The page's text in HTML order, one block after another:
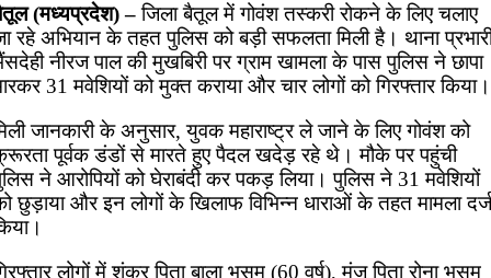
(मध्यप्रदेश) –जिला बैतूल में गोवंश तस्करी रोकने के लिए चलाए
रहे अभियान के तहत पुलिस को बड़ी सफलता मिली है। थाना
नीरज पाल की मुखबिरी पर ग्राम खामला के पास पुलिस ने छापा
31 मवेशियों को मुक्त कराया और चार लोगों को गिरफ्तार किया।
जानकारी के अनुसार, युवक महाराष्ट्र ले जाने के लिए गोवंश को
पूर्वक डंडों से मारते हुए पैदल खदेड़ रहे थे। मौके पर पहुंची
ने आरोपियों को घेराबंदी कर पकड़ लिया। पुलिस ने 31 मवेशियों
छुड़ाया और इन लोगों के खिलाफ विभिन्न धाराओं के तहत मामला दर्ज
लोगों में शंकर पिता बाला भूसुम (60 वर्ष), मंजू पिता रोना भूसुम